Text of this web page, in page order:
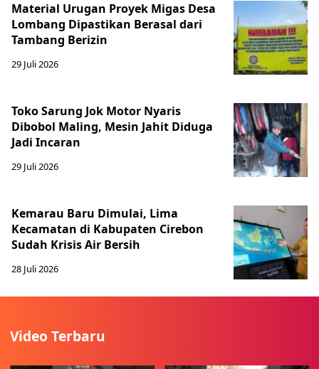
Material Urugan Proyek Migas Desa
Lombang Dipastikan Berasal dari
Tambang Berizin
29 Juli 2026
Toko Sarung Jok Motor Nyaris
Dibobol Maling, Mesin Jahit Diduga
Jadi Incaran
29 Juli 2026
Kemarau Baru Dimulai, Lima
Kecamatan di Kabupaten Cirebon
Sudah Krisis Air Bersih
28 Juli 2026
Video Terbaru